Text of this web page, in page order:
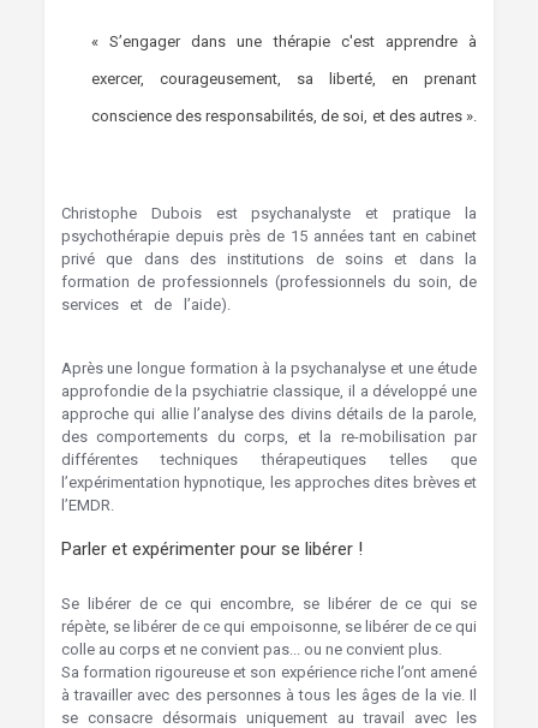
« S’engager dans une thérapie c'est apprendre à
exercer, courageusement, sa liberté, en prenant
conscience des responsabilités, de soi, et des autres ».
Christophe Dubois est psychanalyste et pratique la
psychothérapie depuis près de 15 années tant en cabinet
privé que dans des institutions de soins et dans la
formation de professionnels (professionnels du soin, de
services et de l’aide).hypnose bruxelles Hypnothérapie
Après une longue formation à la psychanalyse et une étude
approfondie de la psychiatrie classique, il a développé une
approche qui allie l’analyse des divins détails de la parole,
des comportements du corps, et la re-mobilisation par
différentes techniques thérapeutiques telles que
l’expérimentation hypnotique, les approches dites brèves et
l’EMDR.
Parler et expérimenter pour se libérer !
Se libérer de ce qui encombre, se libérer de ce qui se
répète, se libérer de ce qui empoisonne, se libérer de ce qui
colle au corps et ne convient pas... ou ne convient plus.
Sa formation rigoureuse et son expérience riche l’ont amené
à travailler avec des personnes à tous les âges de la vie. Il
se consacre désormais uniquement au travail avec les